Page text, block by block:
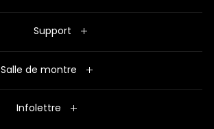
Support
Salle de montre
Infolettre